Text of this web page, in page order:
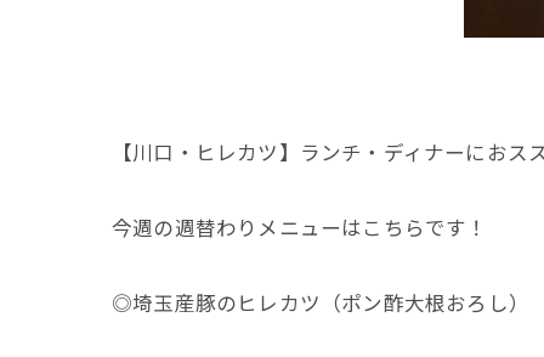
【川口・ヒレカツ】ランチ・ディナーにおス
今週の週替わりメニューはこちらです！
◎埼玉産豚のヒレカツ（ポン酢大根おろし）